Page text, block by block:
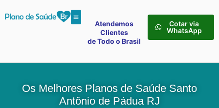
Atendemos
Clientes
de Todo o Brasil
Cotar via
WhatsApp
Os Melhores Planos de Saúde Santo
Antônio de Pádua RJ